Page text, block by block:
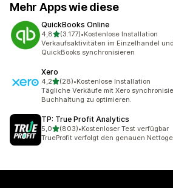
Mehr Apps wie diese
QuickBooks Online
4,8von 5 Sternen
(3.177)
3177 Rezensionen insgesamt
•Kostenlose Installation
Verkaufsaktivitäten im Einzelhandel
QuickBooks synchronisieren
Xero
4,2von 5 Sternen
(28)
28 Rezensionen insgesamt
•Kostenlose Installation
Tägliche Verkäufe mit Xero
Buchhaltung zu optimieren.
TP: True Profit Analytics
5,0von 5 Sternen
(803)
803 Rezensionen insgesamt
•Kostenloser Test verfügbar
TrueProfit verfolgt den genauen